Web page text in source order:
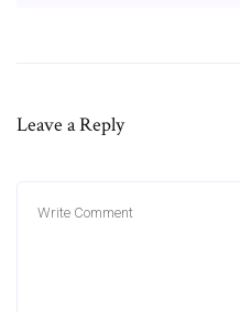
Leave a Reply